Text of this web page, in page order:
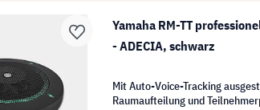
Yamaha RM-TT
- ADECIA, schwarz
Mit Auto-Voice-Tracking
Raumaufteilung und